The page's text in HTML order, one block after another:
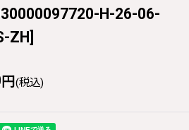
H-26-06-
ZH]
円 (税込)